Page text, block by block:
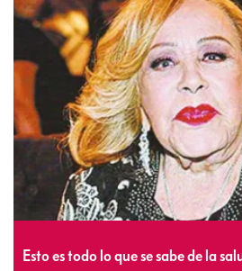
Esto es todo lo que se sabe de la